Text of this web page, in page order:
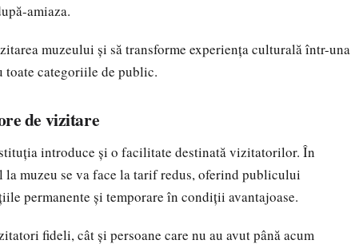
amiaza.
muzeului și să transforme experiența culturală într-una
categoriile de public.
de vizitare
introduce și o facilitate destinată vizitatorilor. În
muzeu se va face la tarif redus, oferind publicului
permanente și temporare în condiții avantajoase.
fideli, cât și persoane care nu au avut până acum